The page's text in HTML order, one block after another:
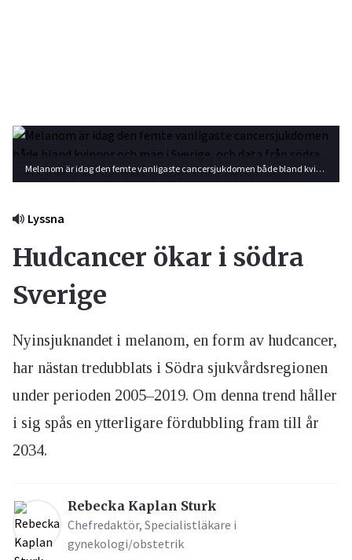
Melanom är idag den femte vanligaste cancersjukdomen både bland kvinnor och män i Sverige, och data från södra Sverige visar att det ökar kraftigt. Foto: GettyImages
Lyssna
Hudcancer ökar i södra
Sverige
Nyinsjuknandet i melanom, en form av hudcancer,
har nästan tredubblats i Södra sjukvårdsregionen
under perioden 2005–2019. Om denna trend håller
i sig spås en ytterligare fördubbling fram till år
2034.
Rebecka Kaplan Sturk
Chefredaktör, Specialistläkare i
gynekologi/obstetrik